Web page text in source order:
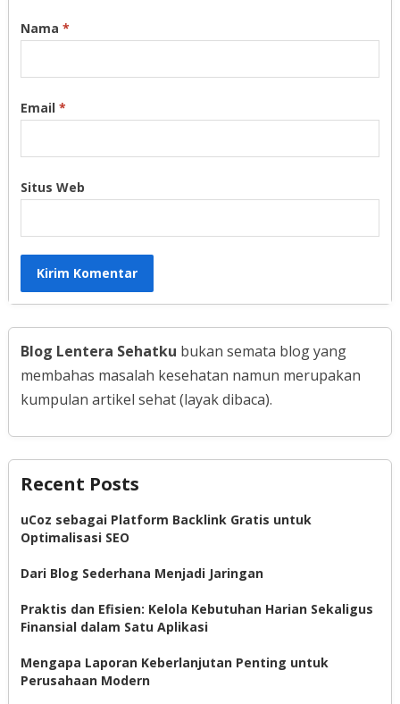
Nama *
Email *
Situs Web
Blog Lentera Sehatku bukan semata blog yang
membahas masalah kesehatan namun merupakan
kumpulan artikel sehat (layak dibaca).
Recent Posts
uCoz sebagai Platform Backlink Gratis untuk
Optimalisasi SEO
Dari Blog Sederhana Menjadi Jaringan
Praktis dan Efisien: Kelola Kebutuhan Harian Sekaligus
Finansial dalam Satu Aplikasi
Mengapa Laporan Keberlanjutan Penting untuk
Perusahaan Modern